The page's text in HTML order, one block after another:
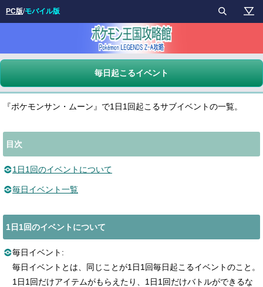
毎日起こるイベント
『ポケモンサン・ムーン』で1日1回起こるサブイベントの一覧。
目次
1日1回のイベントについて
毎日イベント一覧
1日1回のイベントについて
毎日イベント:
毎日イベントとは、同じことが1日1回毎日起こるイベントのこと。
1日1回だけアイテムがもらえたり、1日1回だけバトルができるな
PC版/モバイル版